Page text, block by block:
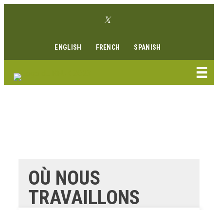
Lien Twitter
ENGLISH FRENCH SPANISH
OÙ NOUS
TRAVAILLONS